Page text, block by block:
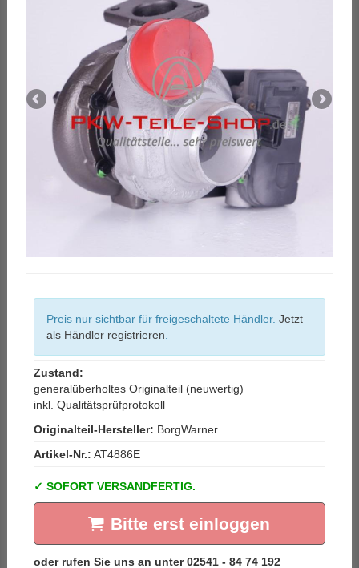
Preis nur sichtbar für freigeschaltete Händler. Jetzt
als Händler registrieren
Zustand:
generalüberholtes Originalteil (neuwertig)
inkl. Qualitätsprüfprotokoll
Originalteil-Hersteller: BorgWarner
Artikel-Nr.: AT4886E
SOFORT VERSANDFERTIG.
Bitte erst einloggen